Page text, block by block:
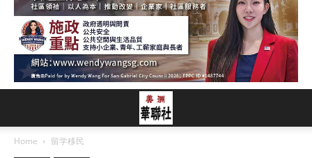
Home 留学移民